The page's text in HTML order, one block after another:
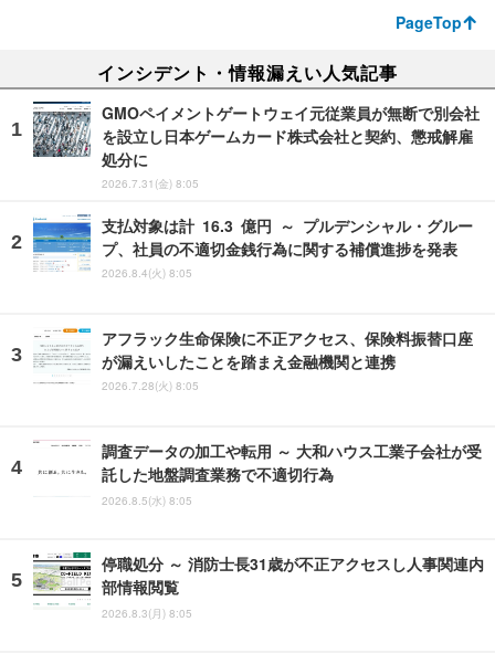
PageTop
インシデント・情報漏えい人気記事
GMOペイメントゲートウェイ元従業員が無断で別会社
を設立し日本ゲームカード株式会社と契約、懲戒解雇
処分に
2026.7.31(金) 8:05
支払対象は計 16.3 億円 ～ プルデンシャル・グルー
プ、社員の不適切金銭行為に関する補償進捗を発表
2026.8.4(火) 8:05
アフラック生命保険に不正アクセス、保険料振替口座
が漏えいしたことを踏まえ金融機関と連携
2026.7.28(火) 8:05
調査データの加工や転用 ～ 大和ハウス工業子会社が受
託した地盤調査業務で不適切行為
2026.8.5(水) 8:05
停職処分 ～ 消防士長31歳が不正アクセスし人事関連内
部情報閲覧
2026.8.3(月) 8:05